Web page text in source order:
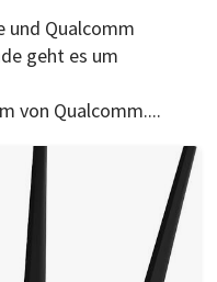
und Qualcomm
geht es um
von Qualcomm....